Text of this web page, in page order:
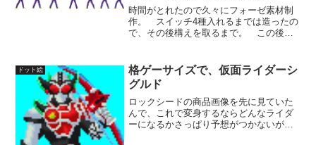
時間がとれたので久々にフォーゼ素材制
作。 スイッチ4種入れるまでは造ったの
で、その後構えを取るまで。 この後ま
は来たところでしょうか。 動きが多く
時間が取れる時にしか造...
ドット絵
格ゲーサイズで、仮面ライダーシ
グルド
ロックシードの商品画像を先に見ていた
んで、これで変身するならどんなライダ
ーになるかさっぱり予想がつかないが、